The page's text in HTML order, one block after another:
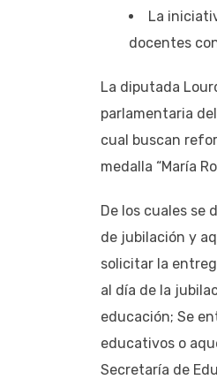
La
docentes
La diputada
parlamentaria
cual buscan
medalla “María
De los cuales se
de jubilación y
solicitar la
al día de la
educación; Se
educativos o
Secretaría de